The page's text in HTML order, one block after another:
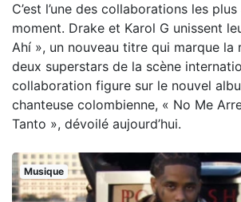
C’est l’une des collaborations les
moment. Drake et Karol G unissent
Ahí », un nouveau titre qui marque la
deux superstars de la scène
collaboration figure sur le nouvel
chanteuse colombienne, « No Me
Tanto », dévoilé aujourd’hui.
Musique